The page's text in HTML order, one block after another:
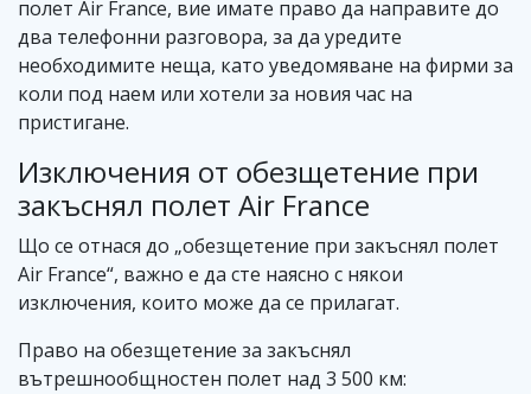
полет Air France, вие имате право да направите до
два телефонни разговора, за да уредите
необходимите неща, като уведомяване на фирми за
коли под наем или хотели за новия час на
пристигане.
Изключения от обезщетение при
закъснял полет Air France
Що се отнася до „обезщетение при закъснял полет
Air France“, важно е да сте наясно с някои
изключения, които може да се прилагат.
Право на обезщетение за закъснял
вътрешнообщностен полет над 3 500 км: